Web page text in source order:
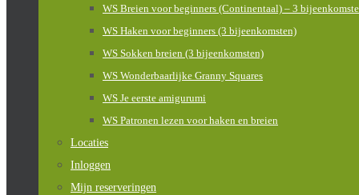
WS Breien voor beginners (Continentaal) – 3
WS Haken voor beginners (3 bijeenkomsten)
WS Sokken breien (3 bijeenkomsten)
WS Wonderbaarlijke Granny Squares
WS Je eerste amigurumi
WS Patronen lezen voor haken en breien
Locaties
Inloggen
Mijn reserveringen